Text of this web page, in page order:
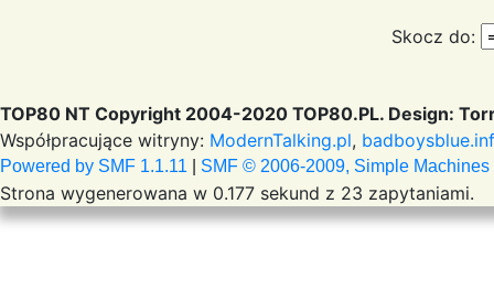
Skocz do:
TOP80 NT Copyright 2004-2020 TOP80.PL. Design:
Współpracujące witryny: ModernTalking.pl,
Powered by SMF 1.1.11 SMF © 2006-2009, Simple Machines
Strona wygenerowana w 0.177 sekund z 23 zapytaniami.